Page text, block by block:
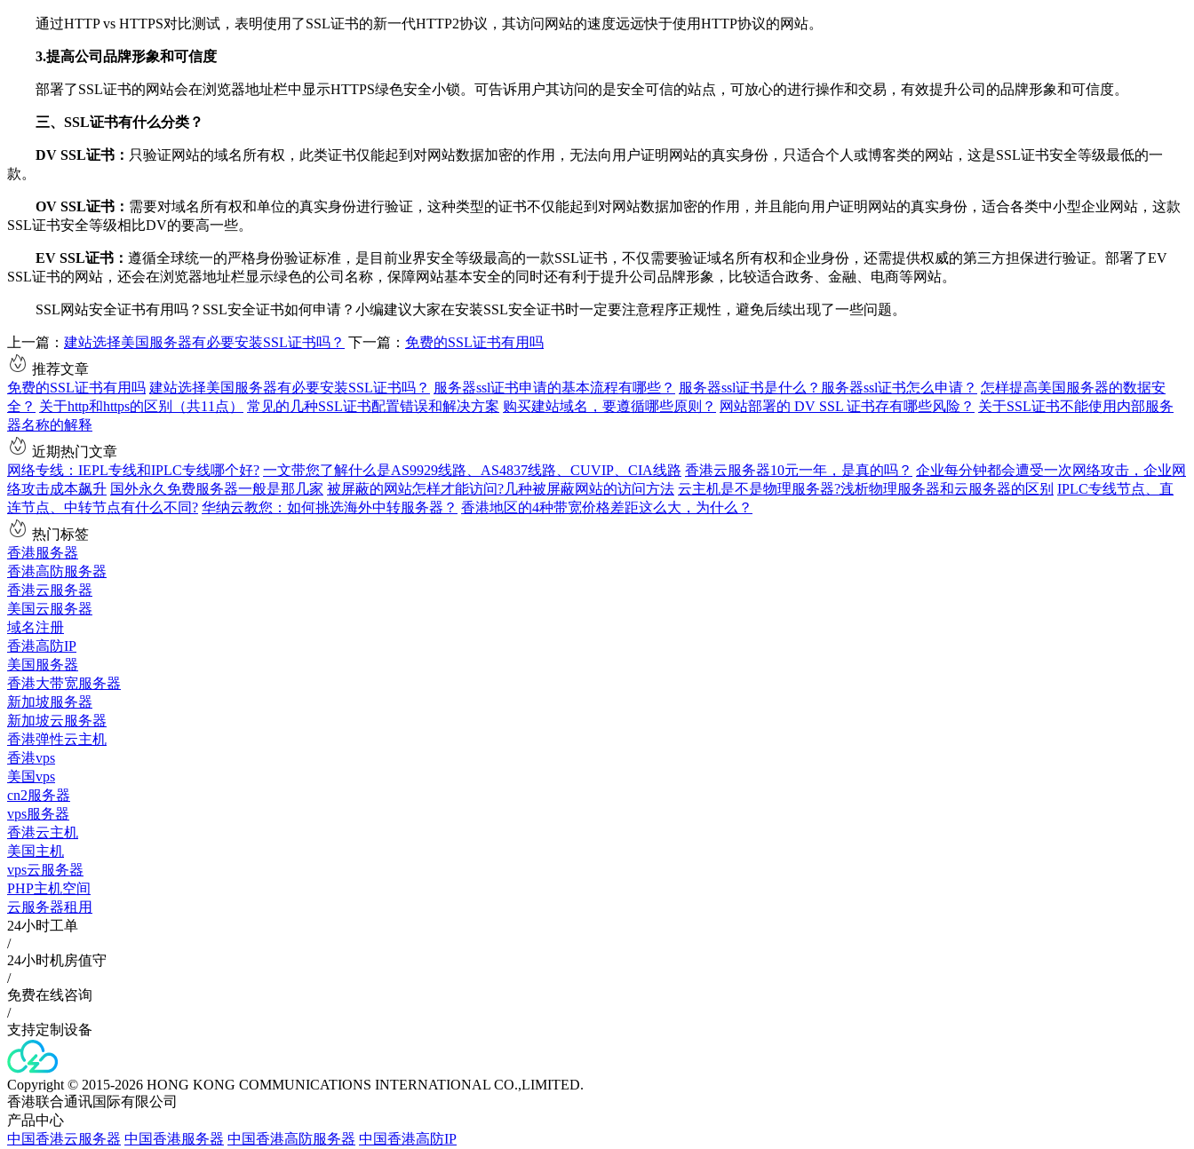
通过HTTP vs HTTPS对比测试，表明使用了SSL证书的新一代HTTP2协议，其访问网站的速度远远快于使用HTTP协议的网站。
3.提高公司品牌形象和可信度
部署了SSL证书的网站会在浏览器地址栏中显示HTTPS绿色安全小锁。可告诉用户其访问的是安全可信的站点，可放心的进行操作和交易，有效提升公司的品牌形象和可信度。
三、SSL证书有什么分类？
DV SSL证书： 只验证网站的域名所有权，此类证书仅能起到对网站数据加密的作用，无法向用户证明网站的真实身份，只适合个人或博客类的网站，这是SSL证书安全等级最低的一
款。
OV SSL证书： 需要对域名所有权和单位的真实身份进行验证，这种类型的证书不仅能起到对网站数据加密的作用，并且能向用户证明网站的真实身份，适合各类中小型企业网站，这款
SSL证书安全等级相比DV的要高一些。
EV SSL证书： 遵循全球统一的严格身份验证标准，是目前业界安全等级最高的一款SSL证书，不仅需要验证域名所有权和企业身份，还需提供权威的第三方担保进行验证。部署了EV
SSL证书的网站，还会在浏览器地址栏显示绿色的公司名称，保障网站基本安全的同时还有利于提升公司品牌形象，比较适合政务、金融、电商等网站。
SSL网站安全证书有用吗？SSL安全证书如何申请？小编建议大家在安装SSL安全证书时一定要注意程序正规性，避免后续出现了一些问题。
上一篇： 建站选择美国服务器有必要安装SSL证书吗？ 下一篇： 免费的SSL证书有用吗
推荐文章
免费的SSL证书有用吗 建站选择美国服务器有必要安装SSL证书吗？ 服务器ssl证书申请的基本流程有哪些？ 服务器ssl证书是什么？服务器ssl证书怎么申请？ 怎样提高美国服务器的数据安
全？ 关于http和https的区别（共11点） 常见的几种SSL证书配置错误和解决方案 购买建站域名，要遵循哪些原则？ 网站部署的 DV SSL 证书存有哪些风险？ 关于SSL证书不能使用内部服务
器名称的解释
近期热门文章
网络专线：IEPL专线和IPLC专线哪个好? 一文带您了解什么是AS9929线路、AS4837线路、CUVIP、CIA线路 香港云服务器10元一年，是真的吗？ 企业每分钟都会遭受一次网络攻击，企业网
络攻击成本飙升 国外永久免费服务器一般是那几家 被屏蔽的网站怎样才能访问?几种被屏蔽网站的访问方法 云主机是不是物理服务器?浅析物理服务器和云服务器的区别 IPLC专线节点、直
连节点、中转节点有什么不同? 华纳云教您：如何挑选海外中转服务器？ 香港地区的4种带宽价格差距这么大，为什么？
热门标签
香港服务器
香港高防服务器
香港云服务器
美国云服务器
域名注册
香港高防IP
美国服务器
香港大带宽服务器
新加坡服务器
新加坡云服务器
香港弹性云主机
香港vps
美国vps
cn2服务器
vps服务器
香港云主机
美国主机
vps云服务器
PHP主机空间
云服务器租用
24小时工单
/
24小时机房值守
/
免费在线咨询
/
支持定制设备
Copyright © 2015-2026 HONG KONG COMMUNICATIONS INTERNATIONAL CO.,LIMITED.
香港联合通讯国际有限公司
产品中心
中国香港云服务器 中国香港服务器 中国香港高防服务器 中国香港高防IP